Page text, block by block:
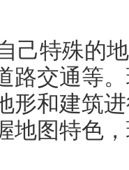
己特殊的
路交通等
形和建筑
地图特色